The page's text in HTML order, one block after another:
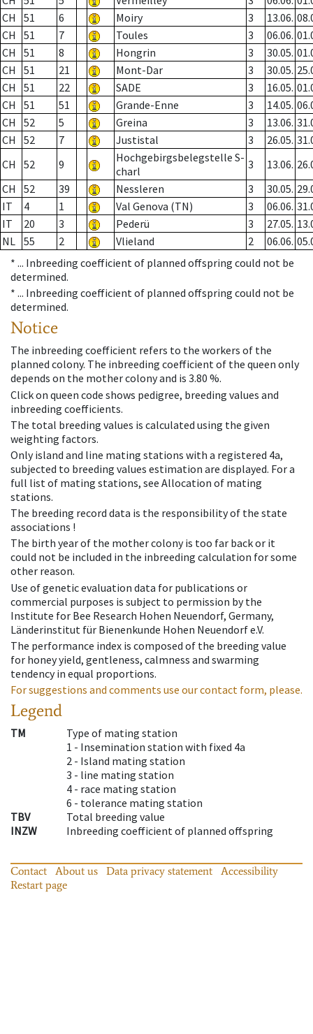
CH
51 6 Moiry 3 13.06.
CH
51 7 Toules 3 06.06.
CH
51 8 Hongrin 3 30.05.
CH
51 21 Mont-Dar 3 30.05.
CH
51 22 SADE 3 16.05.
CH
51 51 Grande-Enne 3 14.05.
CH
52 5 Greina 3 13.06.
CH
52 7 Justistal 3 26.05.
CH
52 9
Hochgebirgsbelegstelle S-
charl
3 13.06.
CH
52 39 Nessleren 3 30.05.
IT
4 1 Val Genova (TN) 3 06.06.
IT
20 3 Pederü 3 27.05.
NL 55 2 Vlieland 2 06.06.
* ... Inbreeding coefficient of planned offspring could not be
determined.
* ... Inbreeding coefficient of planned offspring could not be
determined.
Notice
The inbreeding coefficient refers to the workers of the
planned colony. The inbreeding coefficient of the queen only
depends on the mother colony and is 3.80 %.
Click on queen code shows pedigree, breeding values and
inbreeding coefficients.
The total breeding values is calculated using the given
weighting factors.
Only island and line mating stations with a registered 4a,
subjected to breeding values estimation are displayed. For a
full list of mating stations, see Allocation of mating
stations.
The breeding record data is the responsibility of the state
associations !
The birth year of the mother colony is too far back or it
could not be included in the inbreeding calculation for some
other reason.
Use of genetic evaluation data for publications or
commercial purposes is subject to permission by the
Institute for Bee Research Hohen Neuendorf, Germany,
Länderinstitut für Bienenkunde Hohen Neuendorf e.V.
The performance index is composed of the breeding value
for honey yield, gentleness, calmness and swarming
tendency in equal proportions.
For suggestions and comments use our contact form, please.
Legend
TM
Type of mating station
1 - Insemination station with fixed 4a
2 - Island mating station
3 - line mating station
4 - race mating station
6 - tolerance mating station
TBV
Total breeding value
INZW
Inbreeding coefficient of planned offspring
Contact About us Data privacy statement
Accessibility
Restart page